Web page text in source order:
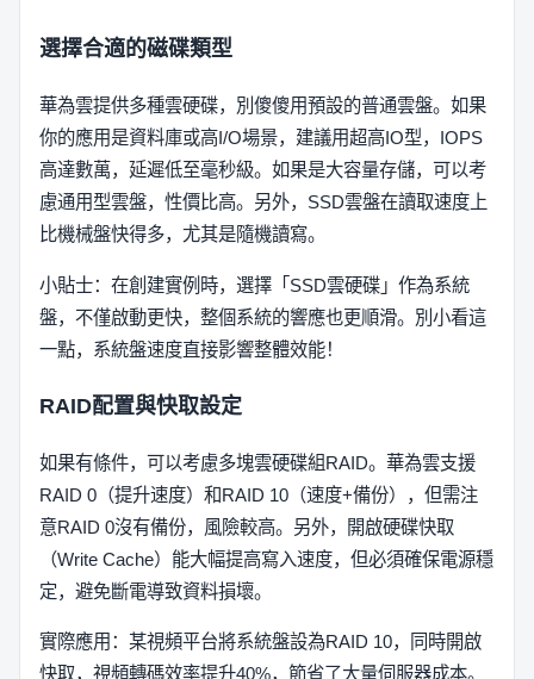
選擇合適的磁碟類型
華為雲提供多種雲硬碟，別傻傻用預設的普通雲盤。如果
你的應用是資料庫或高I/O場景，建議用超高IO型，IOPS
高達數萬，延遲低至毫秒級。如果是大容量存儲，可以考
慮通用型雲盤，性價比高。另外，SSD雲盤在讀取速度上
比機械盤快得多，尤其是隨機讀寫。
小貼士：在創建實例時，選擇「SSD雲硬碟」作為系統
盤，不僅啟動更快，整個系統的響應也更順滑。別小看這
一點，系統盤速度直接影響整體效能！
RAID配置與快取設定
如果有條件，可以考慮多塊雲硬碟組RAID。華為雲支援
RAID 0（提升速度）和RAID 10（速度+備份），但需注
意RAID 0沒有備份，風險較高。另外，開啟硬碟快取
（Write Cache）能大幅提高寫入速度，但必須確保電源穩
定，避免斷電導致資料損壞。
實際應用：某視頻平台將系統盤設為RAID 10，同時開啟
快取，視頻轉碼效率提升40%，節省了大量伺服器成本。